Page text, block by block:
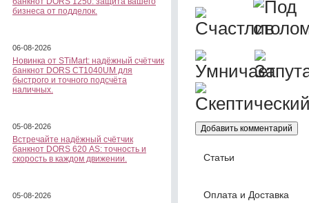
бизнеса от подделок.
06-08-2026
Новинка от STiMart: надёжный счётчик
банкнот DORS CT1040UM для
быстрого и точного подсчёта
наличных.
05-08-2026
Встречайте надёжный счётчик
банкнот DORS 620 АS: точность и
скорость в каждом движении.
05-08-2026
Статьи
Оплата и Доставка